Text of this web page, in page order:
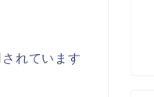
れています